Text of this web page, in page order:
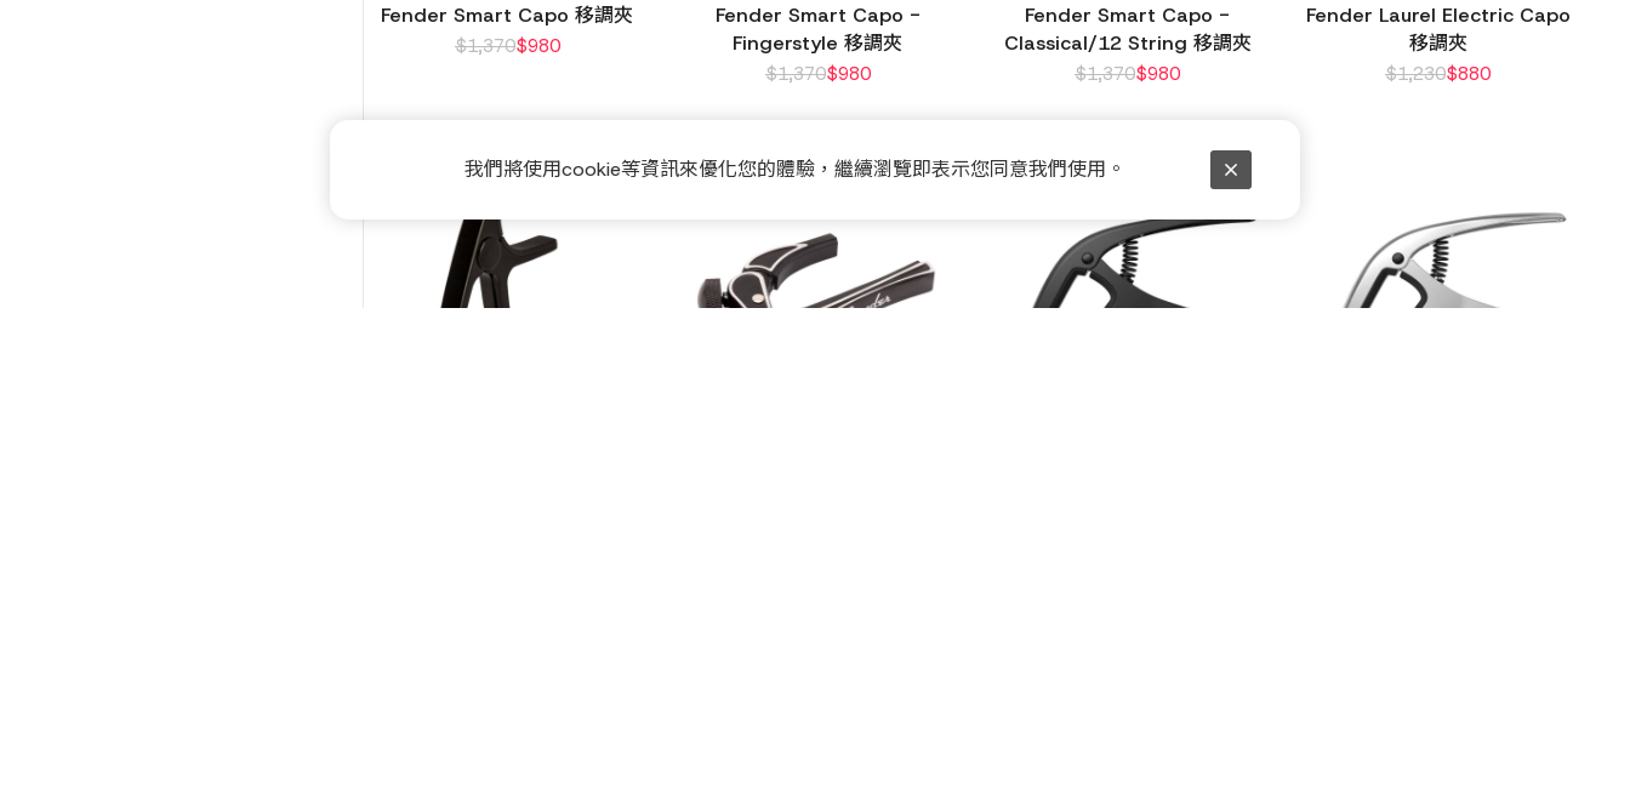
Fender Smart Capo 移調夾
$1,370$980
Fender Smart Capo -
Fingerstyle 移調夾
$1,370$980
Fender Smart Capo -
Classical/12 String 移調夾
$1,370$980
Fender Laurel Electric Capo
移調夾
$1,230$880
我們將使用cookie等資訊來優化您的體驗，繼續瀏覽即表示您同意我們使用。